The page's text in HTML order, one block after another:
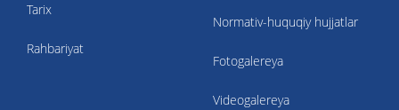
Tarix
Rahbariyat
Normativ-huquqiy hujjatlar
Fotogalereya
Videogalereya